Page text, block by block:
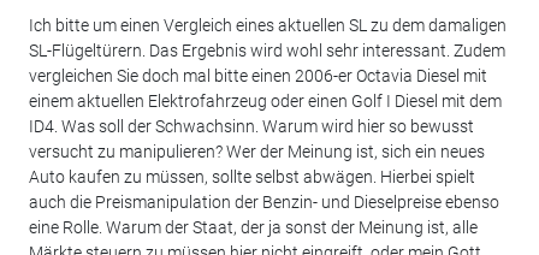
Ich bitte um einen Vergleich eines aktuellen SL zu dem damaligen
SL-Flügeltürern. Das Ergebnis wird wohl sehr interessant. Zudem
vergleichen Sie doch mal bitte einen 2006-er Octavia Diesel mit
einem aktuellen Elektrofahrzeug oder einen Golf I Diesel mit dem
ID4. Was soll der Schwachsinn. Warum wird hier so bewusst
versucht zu manipulieren? Wer der Meinung ist, sich ein neues
Auto kaufen zu müssen, sollte selbst abwägen. Hierbei spielt
auch die Preismanipulation der Benzin- und Dieselpreise ebenso
eine Rolle. Warum der Staat, der ja sonst der Meinung ist, alle